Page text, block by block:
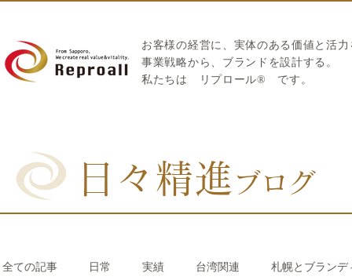
お客様の経営に、実体のある価値と活
​事業戦略から、ブランドを設計する。
私たちは
リプロール® です。
日々精進 ブログ
全ての記事 日常 実績 台湾関連 札幌とブランデ